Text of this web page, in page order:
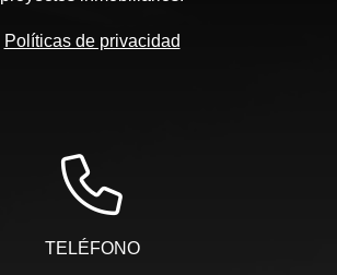
Políticas de privacidad
TELÉFONO